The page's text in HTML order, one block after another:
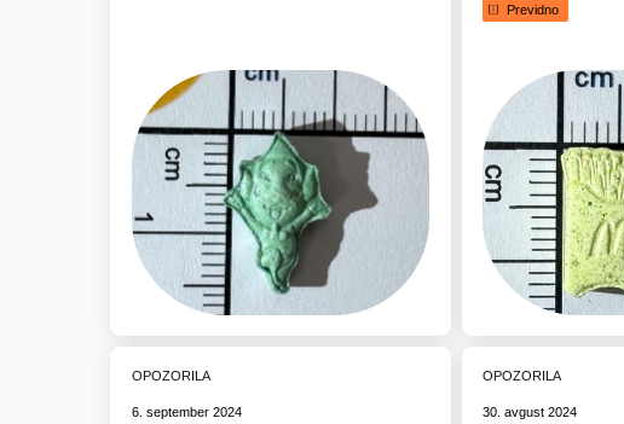
Previdno
OPOZORILA
6. september 2024
OPOZORILA
30. avgust 2024